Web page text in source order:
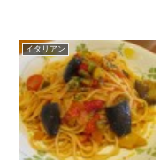
イタリアン